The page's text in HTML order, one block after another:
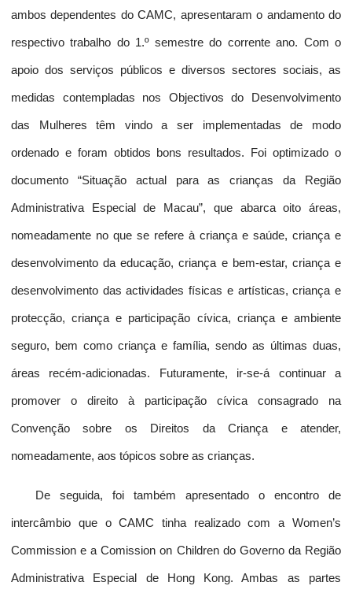
ambos dependentes do CAMC, apresentaram o andamento do
respectivo trabalho do 1.º semestre do corrente ano. Com o
apoio dos serviços públicos e diversos sectores sociais, as
medidas contempladas nos Objectivos do Desenvolvimento
das Mulheres têm vindo a ser implementadas de modo
ordenado e foram obtidos bons resultados. Foi optimizado o
documento “Situação actual para as crianças da Região
Administrativa Especial de Macau”, que abarca oito áreas,
nomeadamente no que se refere à criança e saúde, criança e
desenvolvimento da educação, criança e bem-estar, criança e
desenvolvimento das actividades físicas e artísticas, criança e
protecção, criança e participação cívica, criança e ambiente
seguro, bem como criança e família, sendo as últimas duas,
áreas recém-adicionadas. Futuramente, ir-se-á continuar a
promover o direito à participação cívica consagrado na
Convenção sobre os Direitos da Criança e atender,
nomeadamente, aos tópicos sobre as crianças.
De seguida, foi também apresentado o encontro de
intercâmbio que o CAMC tinha realizado com a Women’s
Commission e a Comission on Children do Governo da Região
Administrativa Especial de Hong Kong. Ambas as partes